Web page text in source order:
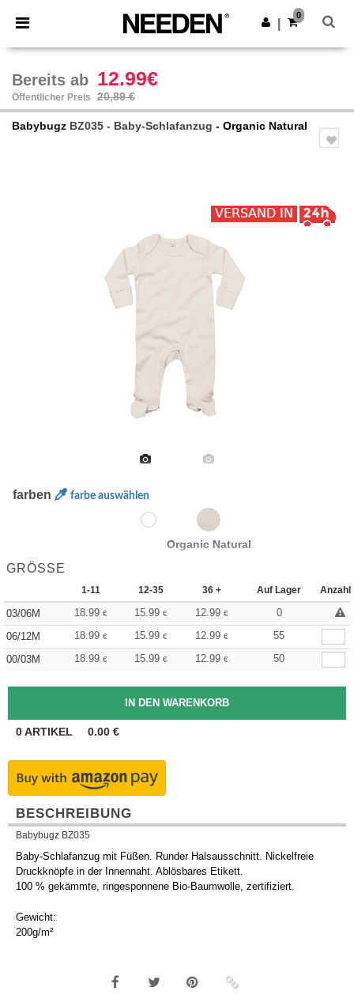
× Needen App
Bessere Preise in der App!
App holen
0
Bereits ab 12.99€
Öffentlicher Preis 20,89 €
Babybugz BZ035 - Baby-Schlafanzug - Organic Natural
farben farbe auswählen
Organic Natural
GRÖSSE
1-11 12-35 36 + Auf Lager Anzahl
03/06M 18.99 € 15.99 € 12.99 €
0
06/12M
18.99 € 15.99 € 12.99 €
55
00/03M
18.99 € 15.99 € 12.99 € 50
0ARTIKEL 0.00 €
BESCHREIBUNG
Babybugz BZ035
Baby-Schlafanzug mit Füßen. Runder Halsausschnitt. Nickelfreie
Druckknöpfe in der Innennaht. Ablösbares Etikett.
100 % gekämmte, ringesponnene Bio-Baumwolle, zertifiziert.
Gewicht:
200g/m²